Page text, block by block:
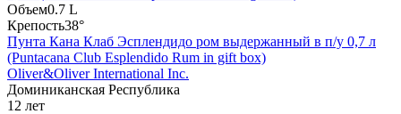
Объем0.7 L
Крепость38°
Пунта Кана Клаб Эсплендидо ром выдержанный в п/у 0,7 л
(Puntacana Club Esplendido Rum in gift box)
Oliver&Oliver International Inc.
Доминиканская Республика
12 лет